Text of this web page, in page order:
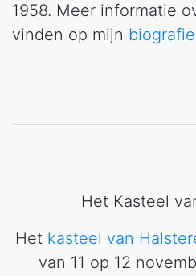
1958. Meer informatie
vinden op mijn
Het Kasteel
Het kasteel van
van 11 op 12